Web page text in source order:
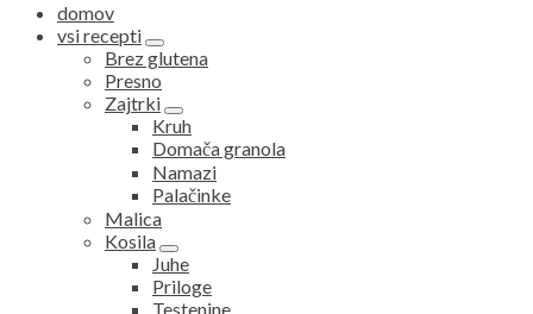
domov
vsi recepti
expand
child
menu
Brez glutena
Presno
Zajtrki
expand
child
menu
Kruh
Domača granola
Namazi
Palačinke
Malica
Kosila
expand
child
menu
Juhe
Priloge
Testenine